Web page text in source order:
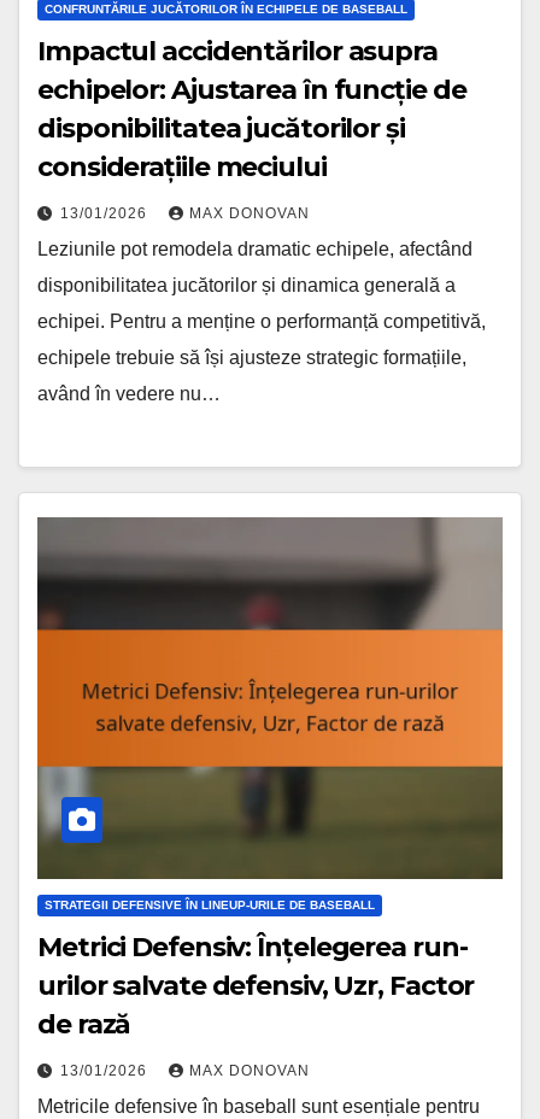
CONFRUNTĂRILE JUCĂTORILOR ÎN ECHIPELE DE BASEBALL
Impactul accidentărilor asupra
echipelor: Ajustarea în funcție de
disponibilitatea jucătorilor și
considerațiile meciului
13/01/2026 MAX DONOVAN
Leziunile pot remodela dramatic echipele, afectând
disponibilitatea jucătorilor și dinamica generală a
echipei. Pentru a menține o performanță competitivă,
echipele trebuie să își ajusteze strategic formațiile,
având în vedere nu…
STRATEGII DEFENSIVE ÎN LINEUP-URILE DE BASEBALL
Metrici Defensiv: Înțelegerea run-
urilor salvate defensiv, Uzr, Factor
de rază
13/01/2026 MAX DONOVAN
Metricile defensive în baseball sunt esențiale pentru